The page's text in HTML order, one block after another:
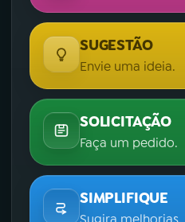
SUGESTÃO
Envie uma ideia.
SOLICITAÇÃO
Faça um pedido.
SIMPLIFIQUE